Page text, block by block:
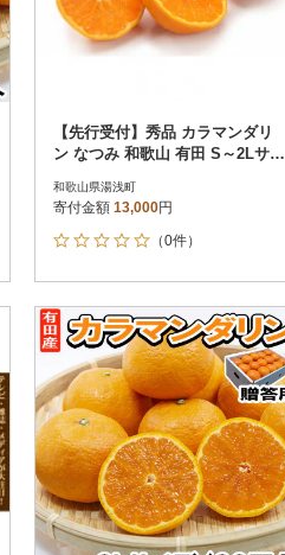
【先行受付】秀品 カラマンダリ
ン なつみ 和歌山 有田 S～2Lサイ
和歌山県湯浅町
寄付金額 13,000円
（0件）